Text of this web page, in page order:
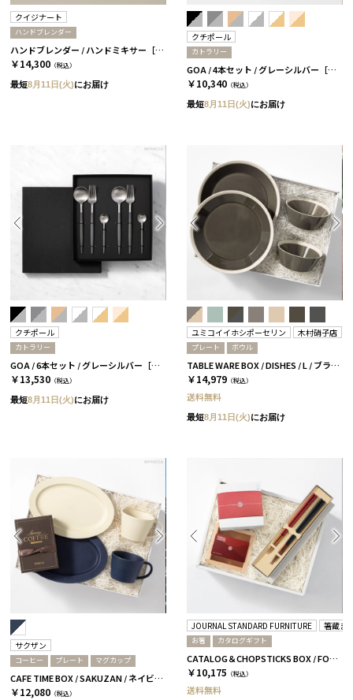
クイジナート
ハンドブレンダー
ハンドブレンダー / ハンドミキサー［クイジナート］
￥14,300 （税込）
最短8月11日(火)にお届け
クチポール
カトラリー
GOA / 4本セット / グレーシルバー［クチポール］
￥10,340 （税込）
最短8月11日(火)にお届け
クチポール
カトラリー
GOA / 6本セット / グレーシルバー［クチポール］
￥13,530 （税込）
最短8月11日(火)にお届け
ユミコイイホシポーセリン 木村硝子店
プレート ボウル
TABLE WARE BOX / DISHES / L / ブラウン［イイホシユミコ×木村硝子店］
￥14,979 （税込）
送料無料
最短8月11日(火)にお届け
サクザン
コーヒー プレート マグカップ
CAFE TIME BOX / SAKUZAN / ネイビー＆ホワイト
￥12,080 （税込）
JOURNAL STANDARD FURNITURE 箸蔵ま
お箸 カタログギフト
CATALOG＆CHOPSTICKS BOX / FORMAL / 全3種 椿
￥10,175 （税込）
送料無料